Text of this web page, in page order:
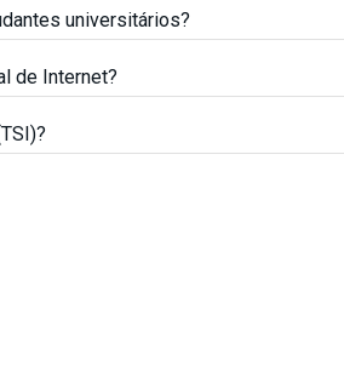
universitários?
de Internet?